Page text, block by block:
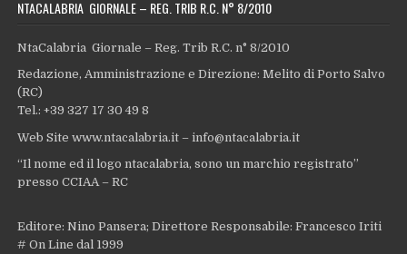
NTACALABRIA GIORNALE – REG. TRIB R.C. N° 8/2010
NtaCalabria Giornale – Reg. Trib R.C. n° 8/2010
Redazione, Amministrazione e Direzione: Melito di Porto Salvo
(RC)
Tel.: +39 327 17 30 49 8
Web Site www.ntacalabria.it – info@ntacalabria.it
“Il nome ed il logo ntacalabria, sono un marchio registrato”
presso CCIAA – RC
Editore: Nino Pansera; Direttore Responsabile: Francesco Iriti
# On Line dal 1999